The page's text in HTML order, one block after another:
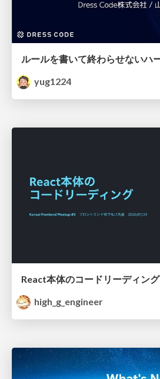
yug1224
React本体のコードリーディング
high_g_engineer